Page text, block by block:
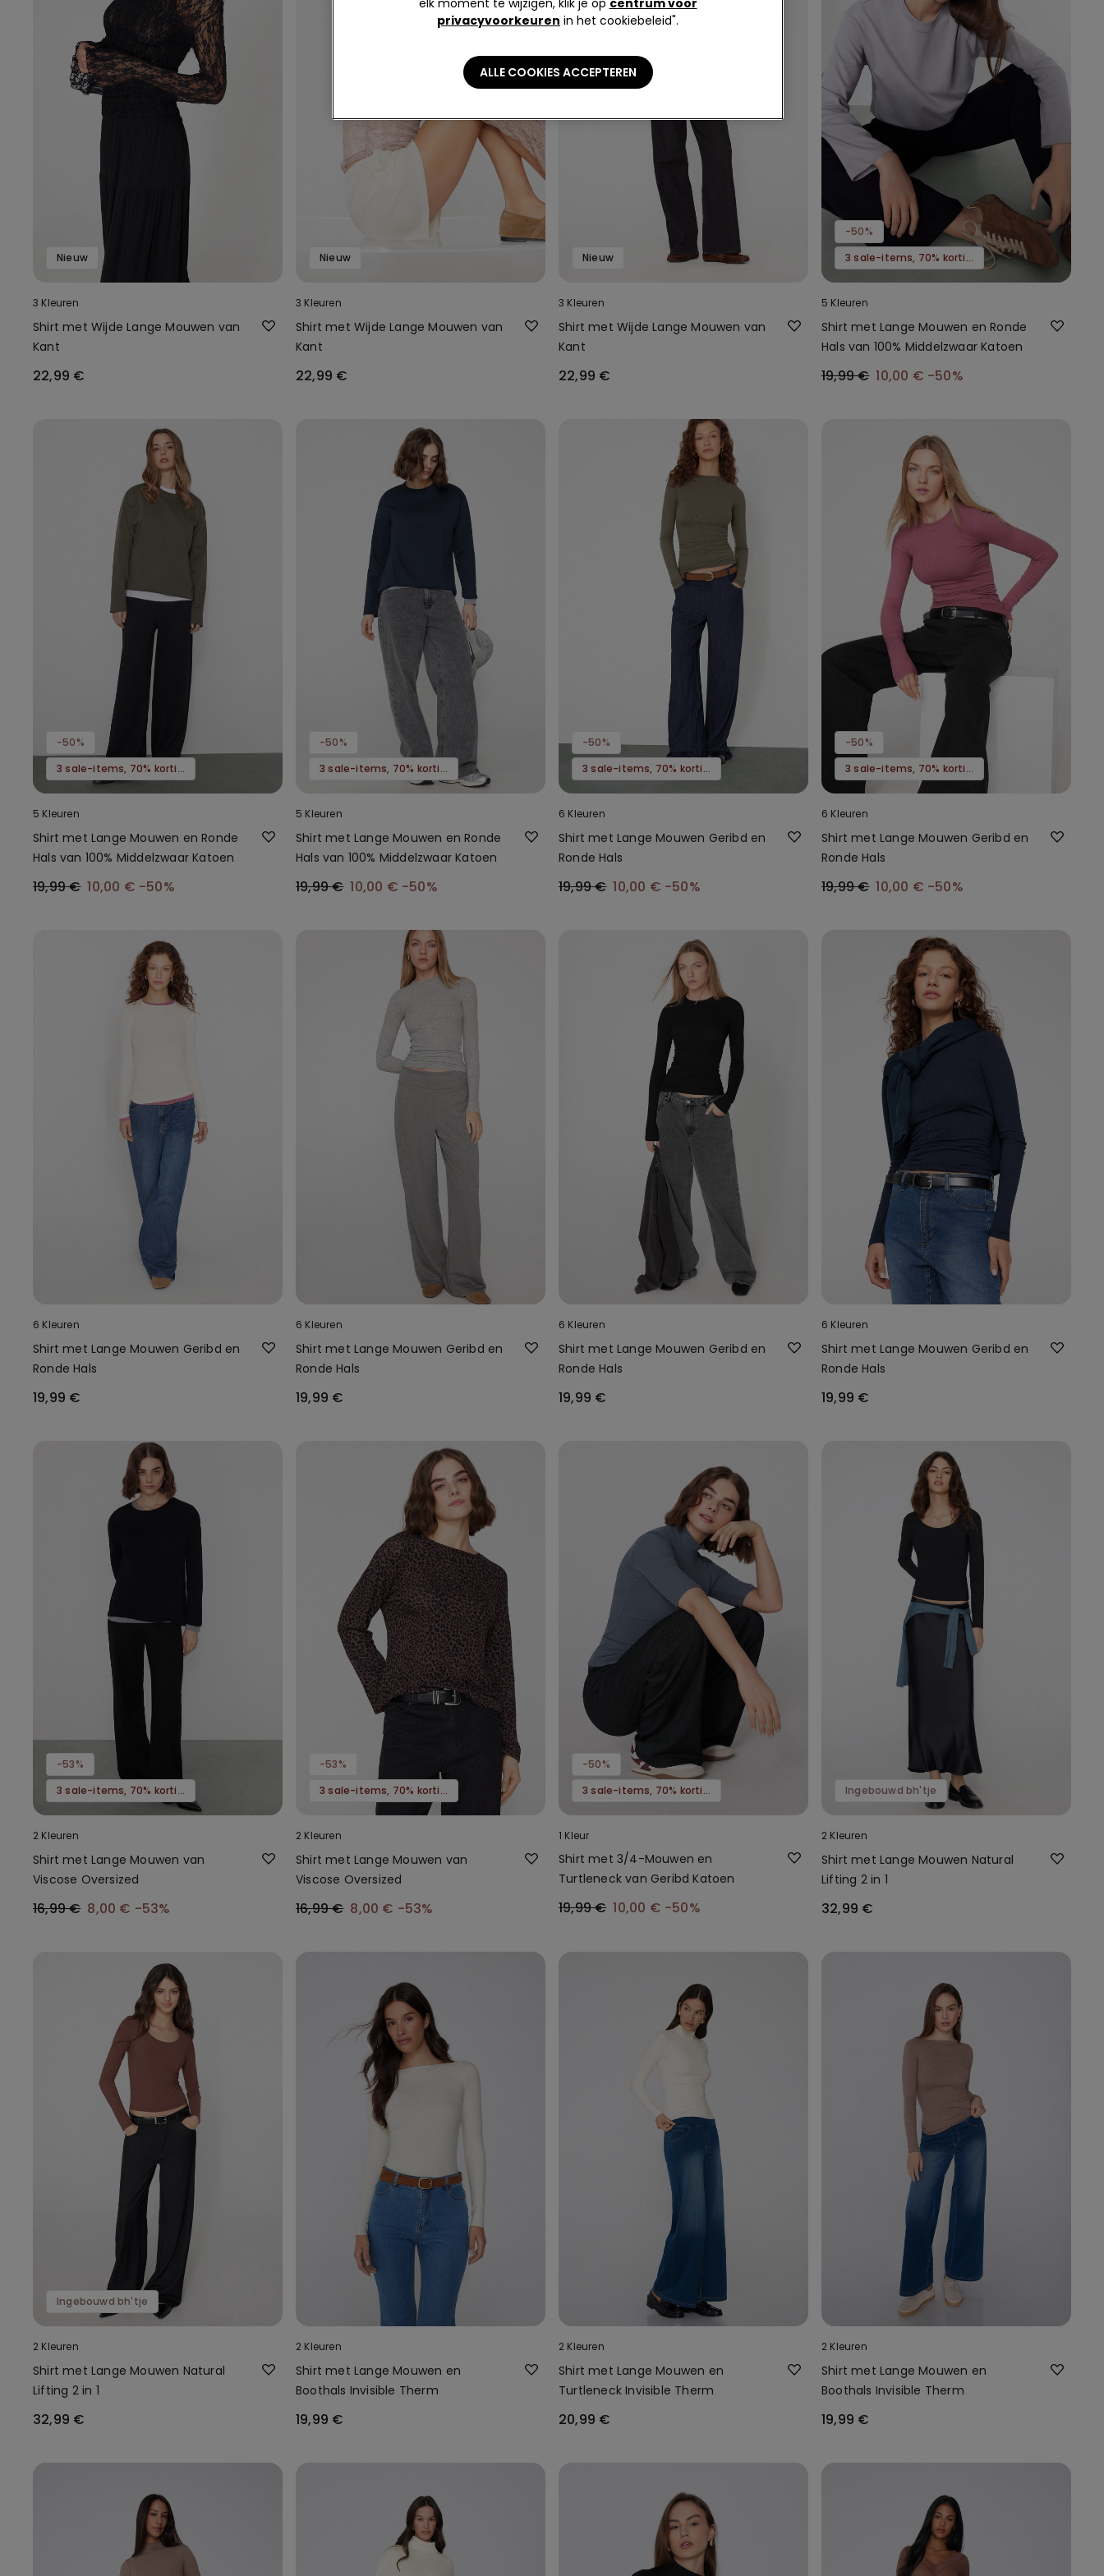
Nieuw
3 Kleuren
Shirt met Wijde Lange Mouwen van
Kant
22,99 €
Nieuw
3 Kleuren
Shirt met Wijde Lange Mouwen van
Kant
22,99 €
Nieuw
3 Kleuren
Shirt met Wijde Lange Mouwen van
Kant
22,99 €
-50%
3 sale-items, 70% korting
5 Kleuren
Shirt met Lange Mouwen en Ronde
Hals van 100% Middelzwaar Katoen
19,99 € 10,00 € -50%
-50%
3 sale-items, 70% korting
5 Kleuren
Shirt met Lange Mouwen en Ronde
Hals van 100% Middelzwaar Katoen
19,99 € 10,00 € -50%
-50%
3 sale-items, 70% korting
5 Kleuren
Shirt met Lange Mouwen en Ronde
Hals van 100% Middelzwaar Katoen
19,99 € 10,00 € -50%
-50%
3 sale-items, 70% korting
6 Kleuren
Shirt met Lange Mouwen Geribd en
Ronde Hals
19,99 € 10,00 € -50%
-50%
3 sale-items, 70% korting
6 Kleuren
Shirt met Lange Mouwen Geribd en
Ronde Hals
19,99 € 10,00 € -50%
6 Kleuren
Shirt met Lange Mouwen Geribd en
Ronde Hals
19,99 €
6 Kleuren
Shirt met Lange Mouwen Geribd en
Ronde Hals
19,99 €
6 Kleuren
Shirt met Lange Mouwen Geribd en
Ronde Hals
19,99 €
6 Kleuren
Shirt met Lange Mouwen Geribd en
Ronde Hals
19,99 €
-53%
3 sale-items, 70% korting
2 Kleuren
Shirt met Lange Mouwen van
Viscose Oversized
16,99 € 8,00 € -53%
-53%
3 sale-items, 70% korting
2 Kleuren
Shirt met Lange Mouwen van
Viscose Oversized
16,99 € 8,00 € -53%
-50%
3 sale-items, 70% korting
1 Kleur
Shirt met 3/4-Mouwen en
Turtleneck van Geribd Katoen
19,99 € 10,00 € -50%
Ingebouwd bh'tje
2 Kleuren
Shirt met Lange Mouwen Natural
Lifting 2 in 1
32,99 €
Ingebouwd bh'tje
2 Kleuren
Shirt met Lange Mouwen Natural
Lifting 2 in 1
32,99 €
2 Kleuren
Shirt met Lange Mouwen en
Boothals Invisible Therm
19,99 €
2 Kleuren
Shirt met Lange Mouwen en
Turtleneck Invisible Therm
20,99 €
2 Kleuren
Shirt met Lange Mouwen en
Boothals Invisible Therm
19,99 €
elk moment te wijzigen, klik je op centrum voor
privacyvoorkeuren in het cookiebeleid".
ALLE COOKIES ACCEPTEREN